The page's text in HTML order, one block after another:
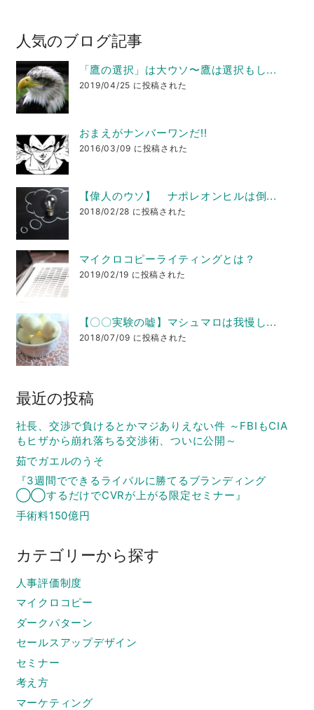
人気のブログ記事
「鷹の選択」は大ウソ〜鷹は選択もし...
2019/04/25 に投稿された
おまえがナンバーワンだ!!
2016/03/09 に投稿された
【偉人のウソ】 ナポレオンヒルは倒...
2018/02/28 に投稿された
マイクロコピーライティングとは？
2019/02/19 に投稿された
【〇〇実験の嘘】マシュマロは我慢し...
2018/07/09 に投稿された
最近の投稿
社長、交渉で負けるとかマジありえない件 ～FBIもCIA
もヒザから崩れ落ちる交渉術、ついに公開～
茹でガエルのうそ
『3週間でできるライバルに勝てるブランディング
◯◯するだけでCVRが上がる限定セミナー』
手術料150億円
カテゴリーから探す
人事評価制度
マイクロコピー
ダークパターン
セールスアップデザイン
セミナー
考え方
マーケティング